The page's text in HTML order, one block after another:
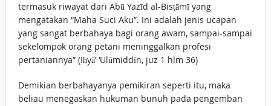
termasuk riwayat dari Abū Yazīd al-Bisṭāmī yang
mengatakan “Maha Suci Aku”. Ini adalah jenis ucapan
yang sangat berbahaya bagi orang awam, sampai-sampai
sekelompok orang petani meninggalkan profesi
pertaniannya” (Iḥyā’ ‘Ulūmiddīn, juz 1 hlm 36)
Demikian berbahayanya pemikiran seperti itu, maka
beliau menegaskan hukuman bunuh pada pengemban